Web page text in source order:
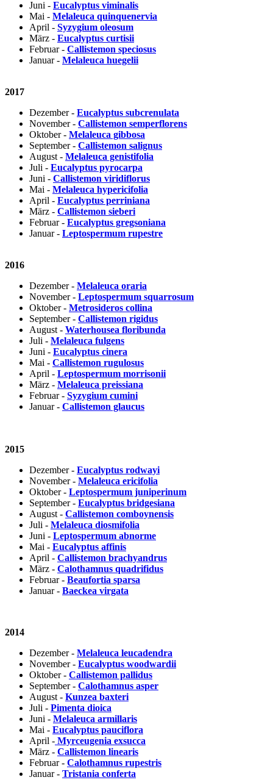
Juni - Eucalyptus viminalis
Mai - Melaleuca quinquenervia
April - Syzygium oleosum
März - Eucalyptus curtisii
Februar - Callistemon speciosus
Januar - Melaleuca huegelii
2017
Dezember - Eucalyptus subcrenulata
November - Callistemon semperflorens
Oktober - Melaleuca gibbosa
September - Callistemon salignus
August - Melaleuca genistifolia
Juli - Eucalyptus pyrocarpa
Juni - Callistemon viridiflorus
Mai - Melaleuca hypericifolia
April - Eucalyptus perriniana
März - Callistemon sieberi
Februar - Eucalyptus gregsoniana
Januar - Leptospermum rupestre
2016
Dezember - Melaleuca oraria
November - Leptospermum squarrosum
Oktober - Metrosideros collina
September - Callistemon rigidus
August - Waterhousea floribunda
Juli - Melaleuca fulgens
Juni - Eucalyptus cinera
Mai - Callistemon rugulosus
April - Leptospermum morrisonii
März - Melaleuca preissiana
Februar - Syzygium cumini
Januar - Callistemon glaucus
2015
Dezember - Eucalyptus rodwayi
November - Melaleuca ericifolia
Oktober - Leptospermum juniperinum
September - Eucalyptus bridgesiana
August - Callistemon comboynensis
Juli - Melaleuca diosmifolia
Juni - Leptospermum abnorme
Mai - Eucalyptus affinis
April - Callistemon brachyandrus
März - Calothamnus quadrifidus
Februar - Beaufortia sparsa
Januar - Baeckea virgata
2014
Dezember - Melaleuca leucadendra
November - Eucalyptus woodwardii
Oktober - Callistemon pallidus
September - Calothamnus asper
August - Kunzea baxteri
Juli - Pimenta dioica
Juni - Melaleuca armillaris
Mai - Eucalyptus pauciflora
April - Myrceugenia exsucca
März - Callistemon linearis
Februar - Calothamnus rupestris
Januar - Tristania conferta